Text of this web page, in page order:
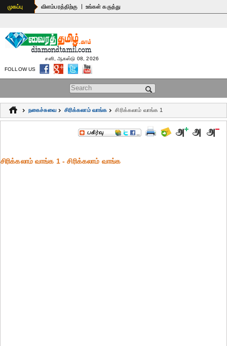
முகப்பு விளம்பரத்திற்கு | உங்கள் கருத்து
Search form
சனி, ஆகஸ்டு 08, 2026
FOLLOW US
நகைச்சுவை சிரிக்கலாம் வாங்க சிரிக்கலாம் வாங்க 1
சிரிக்கலாம் வாங்க 1 - சிரிக்கலாம் வாங்க